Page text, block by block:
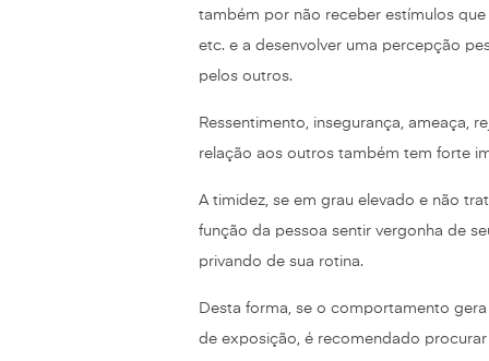
também por não receber estímulos
etc. e a desenvolver uma percepção
pelos outros.
Ressentimento, insegurança, ameaça,
relação aos outros também tem forte
A timidez, se em grau elevado e não
função da pessoa sentir vergonha de
privando de sua rotina.
Desta forma, se o comportamento
de exposição, é recomendado